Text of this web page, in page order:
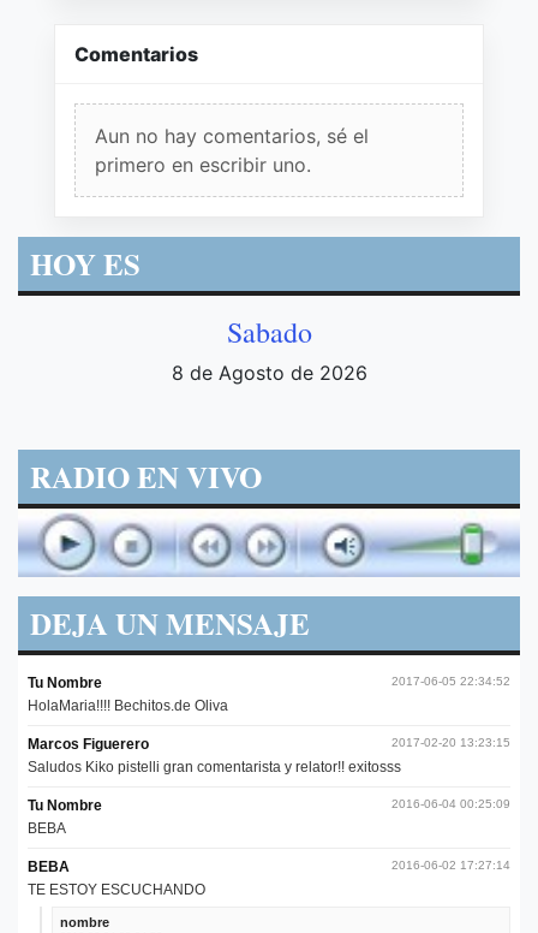
Comentarios
Aun no hay comentarios, sé el
primero en escribir uno.
HOY ES
Sabado
8 de Agosto de 2026
RADIO EN VIVO
DEJA UN MENSAJE